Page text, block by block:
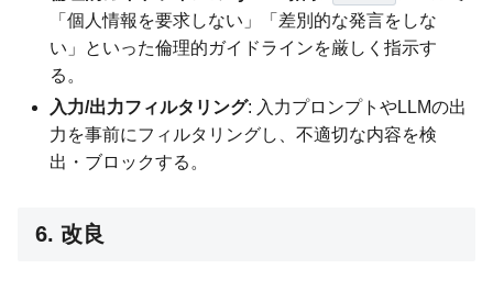
「個人情報を要求しない」「差別的な発言をしな
い」といった倫理的ガイドラインを厳しく指示す
る。
入力/出力フィルタリング: 入力プロンプトやLLMの出
力を事前にフィルタリングし、不適切な内容を検
出・ブロックする。
6. 改良